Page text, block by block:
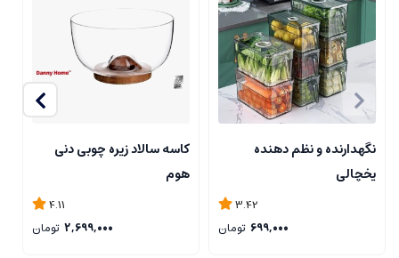
نگهدارنده و نظم دهنده
یخچالی
3.42
699,000 تومان
کاسه سالاد زیره چوبی دنی
هوم
4.11
2,699,000 تومان